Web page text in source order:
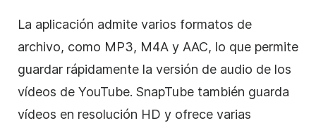
La aplicación admite varios formatos de
archivo, como MP3, M4A y AAC, lo que permite
guardar rápidamente la versión de audio de los
vídeos de YouTube. SnapTube también guarda
vídeos en resolución HD y ofrece varias